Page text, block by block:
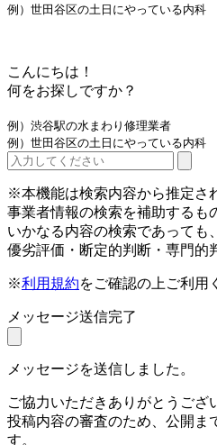
例）世田谷区の土日にやっている内科
こんにちは！
何をお探しですか？
例）渋谷駅の水まわり修理業者
例）世田谷区の土日にやっている内科
※本機能は検索内容から推定さ
事業者情報の検索を補助するも
いかなる内容の検索であっても
優劣評価・断定的判断・専門的
※利用規約をご確認の上ご利用
メッセージ送信完了
メッセージを送信しました。
ご協力いただきありがとうござ
投稿内容の審査のため、公開ま
す。